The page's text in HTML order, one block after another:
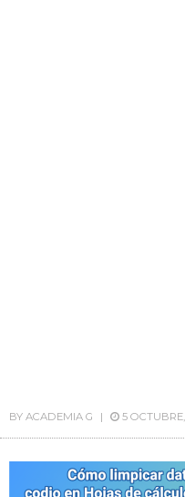
BY ACADEMIA G 5